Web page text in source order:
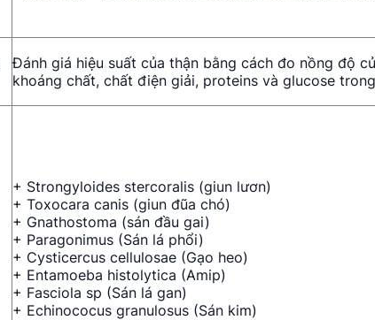
Đánh giá hiệu suất của thận bằng cách đo nồng độ
khoáng chất, chất điện giải, proteins và glucose
+ Strongyloides stercoralis (giun lươn)
+ Toxocara canis (giun đũa chó)
+ Gnathostoma (sán đầu gai)
+ Paragonimus (Sán lá phổi)
+ Cysticercus cellulosae (Gạo heo)
+ Entamoeba histolytica (Amip)
+ Fasciola sp (Sán lá gan)
+ Echinococus granulosus (Sán kim)